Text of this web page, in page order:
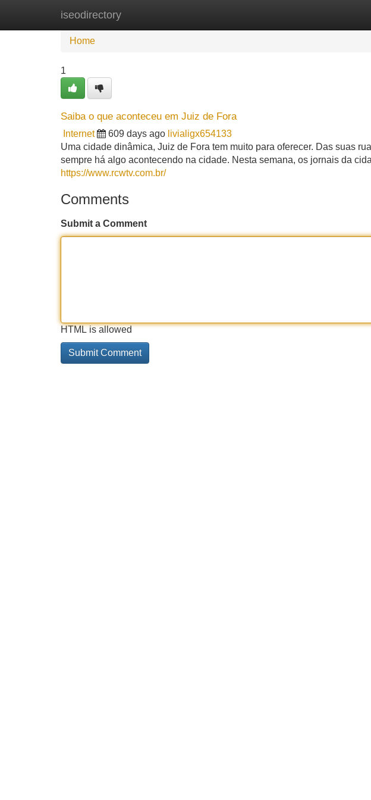
iseodirectory
Home
Home
1
Saiba o que aconteceu em Juiz de Fora
Internet 609 days ago livialigx654133
Uma cidade dinâmica, Juiz de Fora tem muito para oferecer. Das suas
sempre há algo acontecendo na cidade. Nesta semana, os jornais da
https://www.rcwtv.com.br/
Comments
Submit a Comment
HTML is allowed